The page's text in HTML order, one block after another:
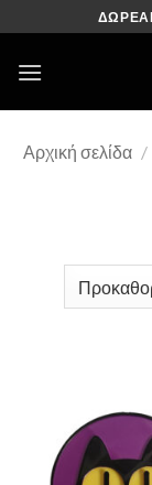
στο
περιεχόμενο
Αρχική σελίδα /